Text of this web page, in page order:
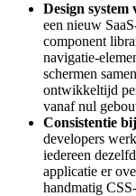
Design system
een nieuw
component
navigatie-
schermen
ontwikkeltijd
vanaf nul
Consistentie
developers
iedereen
applicatie er
handmatig